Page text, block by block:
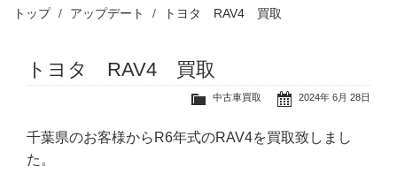
トップ アップデート トヨタ RAV4 買取
トヨタ RAV4 買取
2024年 6月 28日
中古車買取
千葉県のお客様からR6年式のRAV4を買取致しまし
た。